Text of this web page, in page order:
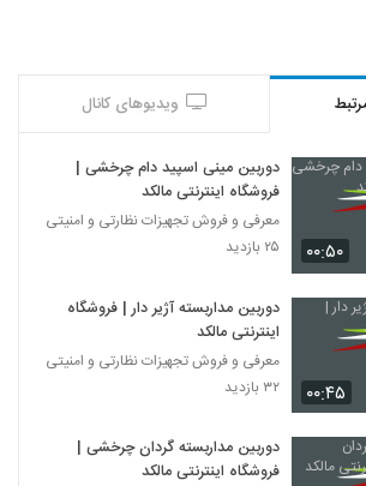
ویدیوهای کانال
۰۰:۵۰
دوربین مینی اسپید دام چرخشی |
فروشگاه اینترنتی مالکد
معرفی و فروش تجهیزات نظارتی و امنیتی
۲۵ بازدید
۰۰:۴۵
دوربین مداربسته آژیر دار | فروشگاه
اینترنتی مالکد
معرفی و فروش تجهیزات نظارتی و امنیتی
۳۲ بازدید
دوربین مداربسته گردان چرخشی |
فروشگاه اینترنتی مالکد